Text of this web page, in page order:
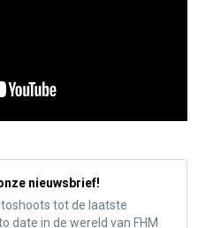
nieuwsbrief!
tot de laatste
date in de wereld van FHM